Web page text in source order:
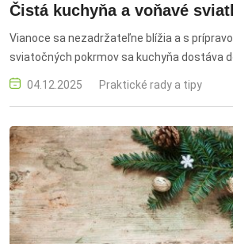
Čistá kuchyňa a voňavé
Vianoce sa nezadržateľne blížia a s
sviatočných pokrmov sa kuchyňa dostáva
pečenie, varenie, zdobenie a ďalšie prípravy
kuchyňa a jej okolie dostávajú poriadne
FeelEco si môžete byť istí, že nielen
tiež že neobsahujú dráždivú chémiu, ktorá
Prípravky FeelEco sú účinné, ale zároveň
všetkých členov rodiny a taktiež k prírode.
04.12.2025 Praktické rady a tipy